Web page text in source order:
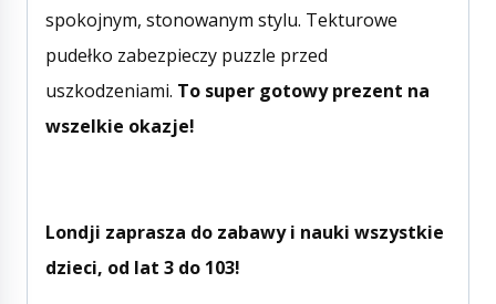
spokojnym, stonowanym stylu. Tekturowe
pudełko zabezpieczy puzzle przed
uszkodzeniami. To super gotowy prezent na
wszelkie okazje!
Londji zaprasza do zabawy i nauki wszystkie
dzieci, od lat 3 do 103!